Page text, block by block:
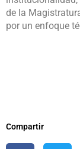
de la
por un enfoque
Compartir